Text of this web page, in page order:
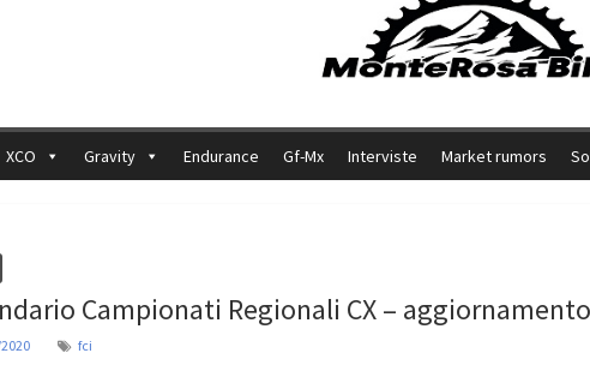
XCO Gravity Endurance Gf-Mx Interviste Market rumors
Campionati Regionali CX –
fci